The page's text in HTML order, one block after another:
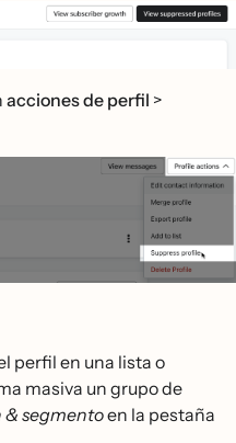
acciones de perfil >
perfil en una lista o
masiva un grupo de
& segmentoen la pestaña